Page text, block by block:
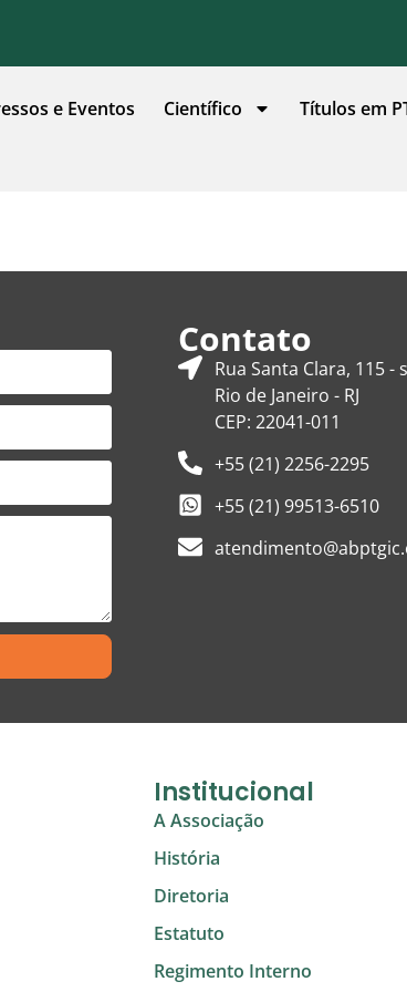
e Eventos Científico Títulos em
Contato
Rua Santa Clara, 115 -
Rio de Janeiro - RJ
CEP: 22041-011
+55 (21) 2256-2295
+55 (21) 99513-6510
Institucional
A Associação
História
Diretoria
Estatuto
Regimento Interno